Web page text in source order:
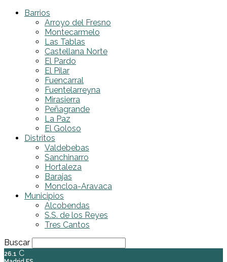
Barrios
Arroyo del Fresno
Montecarmelo
Las Tablas
Castellana Norte
El Pardo
El Pilar
Fuencarral
Fuentelarreyna
Mirasierra
Peñagrande
La Paz
El Goloso
Distritos
Valdebebas
Sanchinarro
Hortaleza
Barajas
Moncloa-Aravaca
Municipios
Alcobendas
S.S. de los Reyes
Tres Cantos
Buscar
26.1 C